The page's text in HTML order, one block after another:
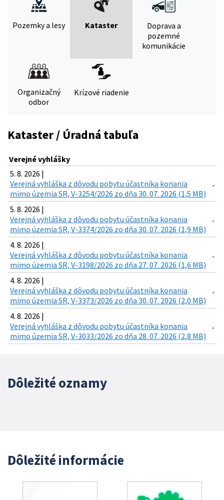
Pozemky a lesy Kataster
Doprava a
pozemné
komunikácie
Organizačný
odbor
Krízové riadenie
Kataster / Úradná tabuľa
Verejné vyhlášky
5. 8. 2026 |
Verejná vyhláška z dôvodu pobytu účastníka konania
mimo územia SR, V-3254/2026 zo dňa 30. 07. 2026 (1,5 MB)
5. 8. 2026 |
Verejná vyhláška z dôvodu pobytu účastníka konania
mimo územia SR, V-3374/2026 zo dňa 30. 07. 2026 (1,9 MB)
4. 8. 2026 |
Verejná vyhláška z dôvodu pobytu účastníka konania
mimo územia SR, V-3198/2026 zo dňa 27. 07. 2026 (1,6 MB)
4. 8. 2026 |
Verejná vyhláška z dôvodu pobytu účastníka konania
mimo územia SR, V-3373/2026 zo dňa 30. 07. 2026 (2,0 MB)
4. 8. 2026 |
Verejná vyhláška z dôvodu pobytu účastníka konania
mimo územia SR, V-3033/2026 zo dňa 28. 07. 2026 (2,8 MB)
Dôležité oznamy
Dôležité informácie